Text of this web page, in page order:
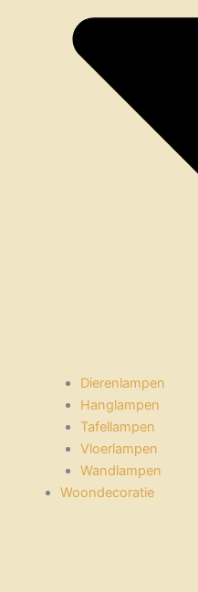
Dierenlampen
Hanglampen
Tafellampen
Vloerlampen
Wandlampen
Woondecoratie